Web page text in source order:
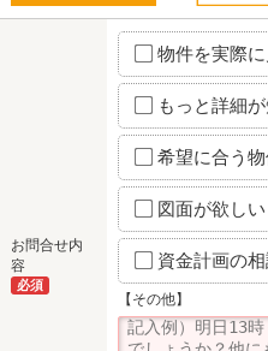
お問合せ内
容
必須
物件を実際
もっと詳細
希望に合う
図面が欲しい
資金計画の
【その他】